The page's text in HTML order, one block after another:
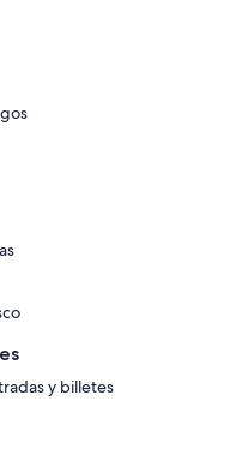
y billetes